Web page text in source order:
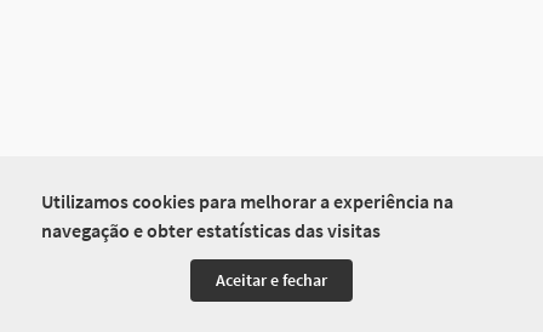
Utilizamos cookies para melhorar a experiência na
navegação e obter estatísticas das visitas
Aceitar e fechar